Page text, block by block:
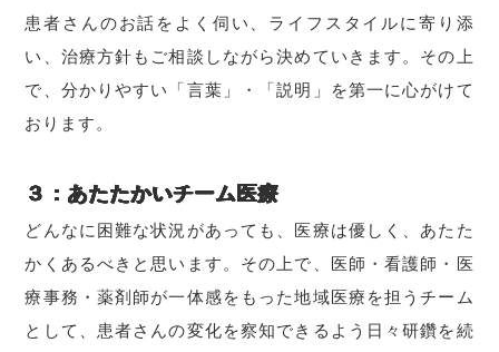
患者さんのお話をよく伺い、ライフスタイルに寄り添
い、治療方針もご相談しながら決めていきます。その上
で、分かりやすい「言葉」・「説明」を第一に心がけて
おります。
３：あたたかいチーム医療
どんなに困難な状況があっても、医療は優しく、あたた
かくあるべきと思います。その上で、医師・看護師・医
療事務・薬剤師が一体感をもった地域医療を担うチーム
として、患者さんの変化を察知できるよう日々研鑽を続